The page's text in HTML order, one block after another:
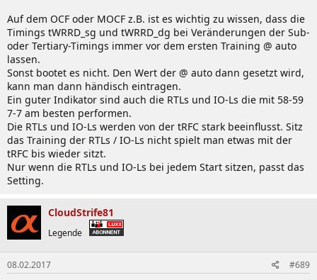
Auf dem OCF oder MOCF z.B. ist es wichtig zu wissen, dass die
Timings tWRRD_sg und tWRRD_dg bei Veränderungen der Sub-
oder Tertiary-Timings immer vor dem ersten Training @ auto
lassen.
Sonst bootet es nicht. Den Wert der @ auto dann gesetzt wird,
kann man dann händisch eintragen.
Ein guter Indikator sind auch die RTLs und IO-Ls die mit 58-59
7-7 am besten performen.
Die RTLs und IO-Ls werden von der tRFC stark beeinflusst. Sitz
das Training der RTLs / IO-Ls nicht spielt man etwas mit der
tRFC bis wieder sitzt.
Nur wenn die RTLs und IO-Ls bei jedem Start sitzen, passt das
Setting.
CloudStrife81
Legende
08.02.2017 #689